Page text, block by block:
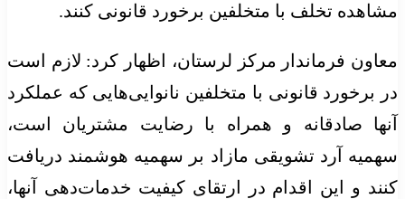
مشاهده تخلف با متخلفین برخورد قانونی کنند.
معاون فرماندار مرکز لرستان، اظهار کرد: لازم است
در برخورد قانونی با متخلفین نانوایی‌هایی که عملکرد
آنها صادقانه و همراه با رضایت مشتریان است،
سهمیه آرد تشویقی مازاد بر سهمیه هوشمند دریافت
کنند و این اقدام در ارتقای کیفیت خدمات‌دهی آنها،